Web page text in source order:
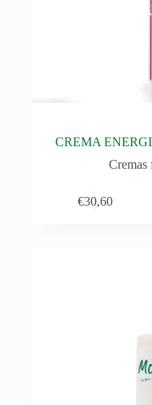
CREMA
Cremas
€30,60